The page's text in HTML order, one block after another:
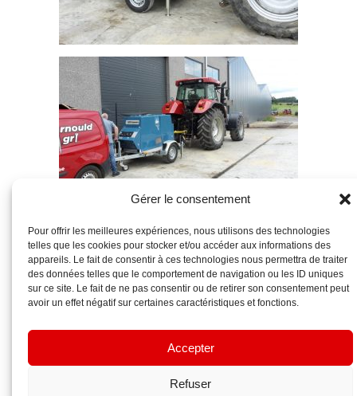
Gérer le consentement
Pour offrir les meilleures expériences, nous utilisons des technologies
telles que les cookies pour stocker et/ou accéder aux informations des
appareils. Le fait de consentir à ces technologies nous permettra de traiter
des données telles que le comportement de navigation ou les ID uniques
sur ce site. Le fait de ne pas consentir ou de retirer son consentement peut
avoir un effet négatif sur certaines caractéristiques et fonctions.
Accepter
Refuser
Automotive WordPress Theme- Arnould Agri SRL